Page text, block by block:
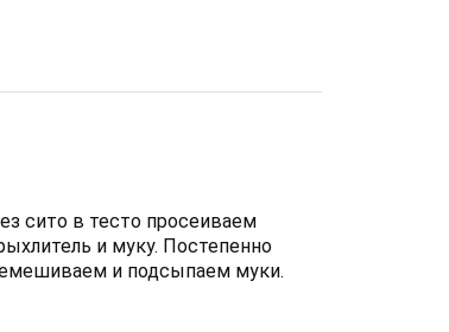
сито в тесто просеиваем
и муку. Постепенно
и подсыпаем муки.